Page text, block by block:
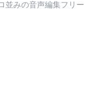
並みの音声編集フリー